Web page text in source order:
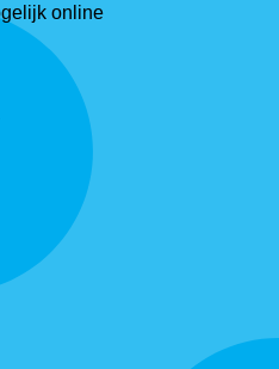
online